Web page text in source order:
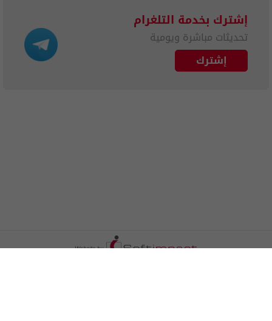
إشترك بخدمة التلغرام
تحديثات مباشرة ويومية
إشترك